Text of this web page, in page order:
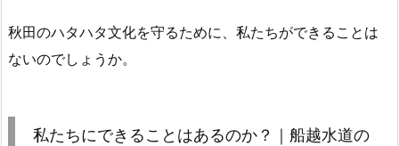
秋田のハタハタ文化を守るために、私たちができることは
ないのでしょうか。
私たちにできることはあるのか？｜船越水道の